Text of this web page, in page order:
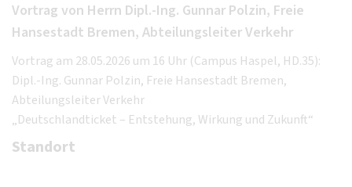
Vortrag von Herrn Dipl.-Ing. Gunnar Polzin, Freie
Hansestadt Bremen, Abteilungsleiter Verkehr
Vortrag am 28.05.2026 um 16 Uhr (Campus Haspel, HD.35):
Dipl.-Ing. Gunnar Polzin, Freie Hansestadt Bremen,
Abteilungsleiter Verkehr
„Deutschlandticket – Entstehung, Wirkung und Zukunft“
Standort